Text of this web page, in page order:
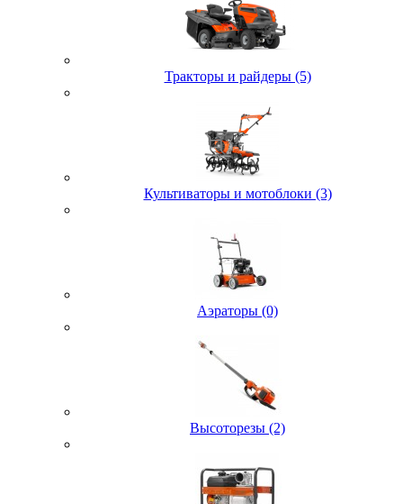
Тракторы и райдеры (5)
Культиваторы и мотоблоки (3)
Аэраторы (0)
Высоторезы (2)